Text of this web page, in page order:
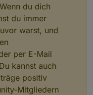
du dich
du immer
warst, und
per E-Mail
kannst auch
positiv
Mitgliedern